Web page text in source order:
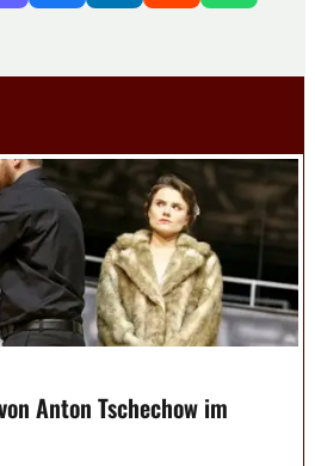
Anton Tschechow im